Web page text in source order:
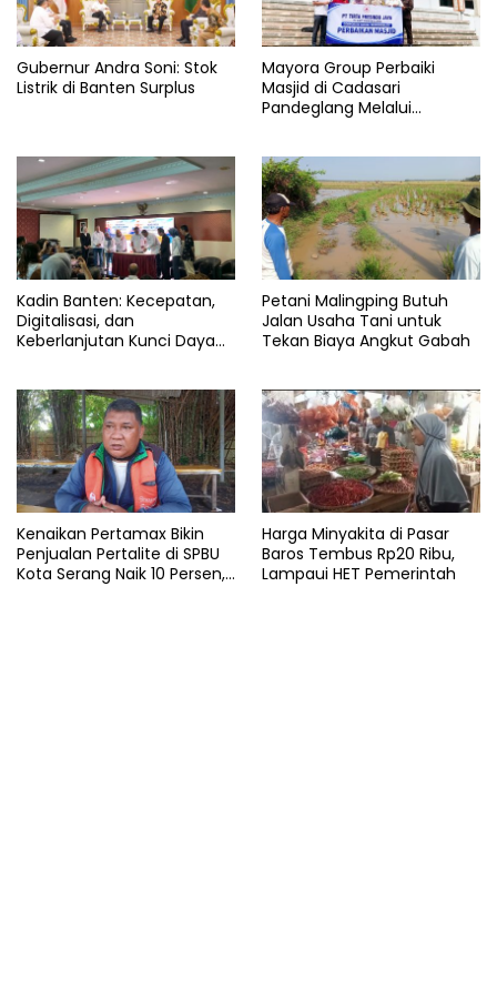
Pers
Pandeglang
Porwan
Gubernur Andra Soni: Stok
Listrik di Banten Surplus
Mayora Group Perbaiki
Masjid di Cadasari
Pandeglang Melalui
Kadin Banten: Kecepatan,
Digitalisasi, dan
Keberlanjutan Kunci Daya
Petani Malingping Butuh
Jalan Usaha Tani untuk
Tekan Biaya Angkut Gabah
Kenaikan Pertamax Bikin
Penjualan Pertalite di SPBU
Kota Serang Naik 10 Persen,
Harga Minyakita di Pasar
Baros Tembus Rp20 Ribu,
Lampaui HET Pemerintah